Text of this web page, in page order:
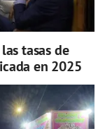
tasas de
en 2025